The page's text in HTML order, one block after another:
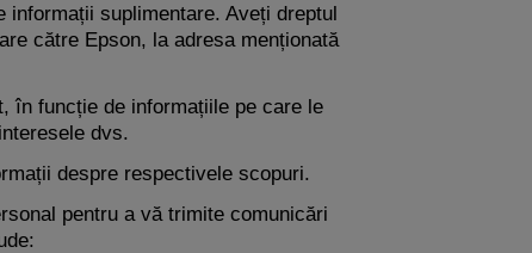
suplimentare. Aveți dreptul
către Epson, la adresa menționată
în funcție de informațiile pe care le
dvs.
despre respectivele scopuri.
pentru a vă trimite comunicări